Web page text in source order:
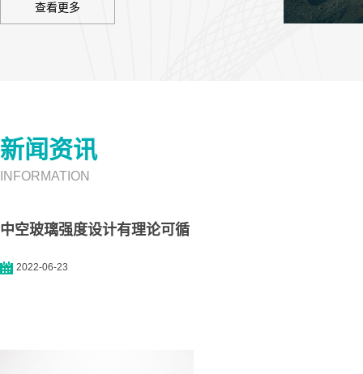
查看更多
新闻资讯
INFORMATION
中空玻璃强度设计有理论可循
2022-06-23